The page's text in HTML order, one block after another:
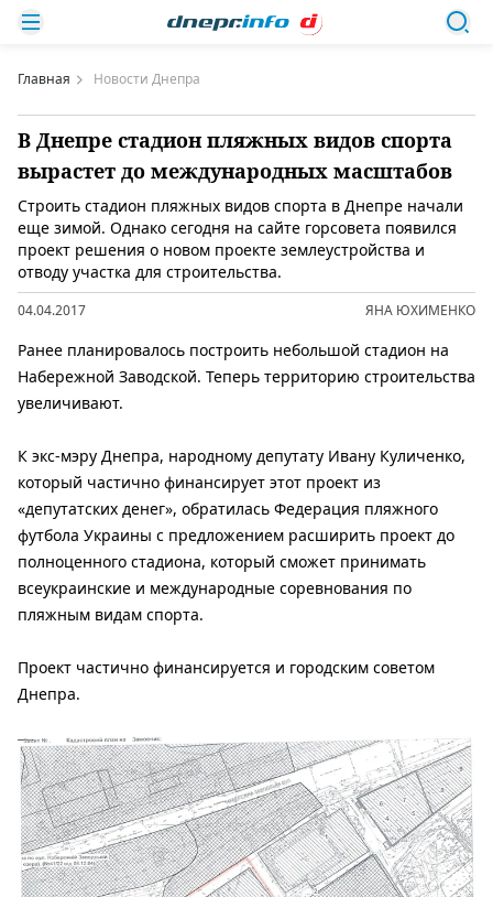
Главная Новости Днепра
В Днепре стадион пляжных видов спорта
вырастет до международных масштабов
Строить стадион пляжных видов спорта в Днепре начали
еще зимой. Однако сегодня на сайте горсовета появился
проект решения о новом проекте землеустройства и
отводу участка для строительства.
04.04.2017 ЯНА ЮХИМЕНКО
Ранее планировалось построить небольшой стадион на
Набережной Заводской. Теперь территорию строительства
увеличивают.
К экс-мэру Днепра, народному депутату Ивану Куличенко,
который частично финансирует этот проект из
«депутатских денег», обратилась Федерация пляжного
футбола Украины с предложением расширить проект до
полноценного стадиона, который сможет принимать
всеукраинские и международные соревнования по
пляжным видам спорта.
Проект частично финансируется и городским советом
Днепра.